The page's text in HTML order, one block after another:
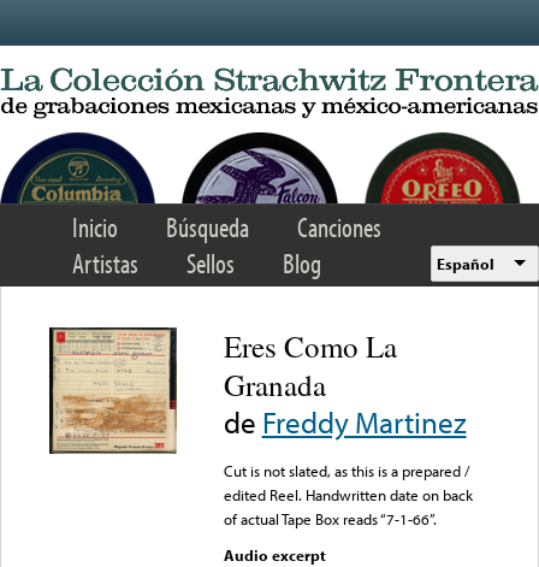
Inicio Búsqueda
Canciones
Artistas
Sellos Blog Español
Eres Como La
Granada
de Freddy Martinez
Cut is not slated, as this is a prepared /
edited Reel. Handwritten date on back
of actual Tape Box reads “7-1-66”.
Audio excerpt